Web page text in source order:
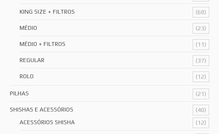
KING SIZE + FILTROS (68)
MÉDIO (23)
MÉDIO + FILTROS (11)
REGULAR (37)
ROLO (12)
PILHAS (21)
SHISHAS E ACESSÓRIOS
(40)
ACESSÓRIOS SHISHA
(12)